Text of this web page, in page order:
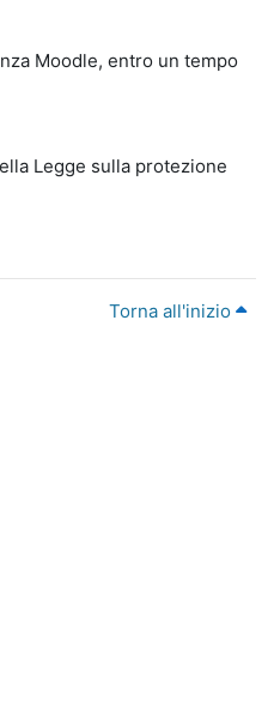
Moodle, entro un tempo
Legge sulla protezione
Torna all'inizio